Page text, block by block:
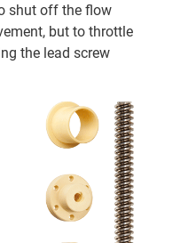
shut off the flow
but to throttle
the lead screw